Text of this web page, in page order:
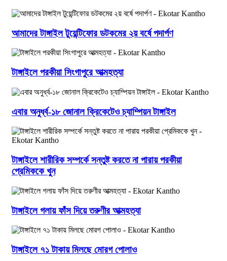
আমাদের টাঙ্গাইল টুয়েন্টিফোর ডটকমের ২য় বর্ষে পদার্পণ
টাঙ্গাইলে পরকীয়া সিংগাপুরে আত্মহত্যা
এবার অনুর্ধ্ব-১৮ জোনাল ক্রিকেটেও চ্যাম্পিয়ন টাঙ্গাইল
টাঙ্গাইলে শারীরিক সম্পর্কে সন্তুষ্ট করতে না পারায় পরকীয়া
প্রেমিককে খুন
টাঙ্গাইলে গলায় ফাঁস দিয়ে তরুণীর আত্মহত্যা
টাঙ্গাইলে ৭১ টাকায় মিলছে মোরগ পোলাও